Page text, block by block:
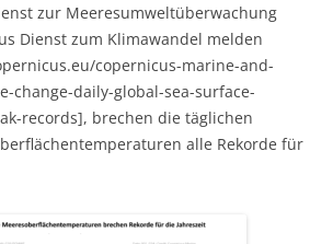
zur Meeresumweltüberwachung
Dienst zum Klimawandel melden
copernicus-marine-and-
change-daily-global-sea-surface-
records], brechen die täglichen
alle Rekorde für